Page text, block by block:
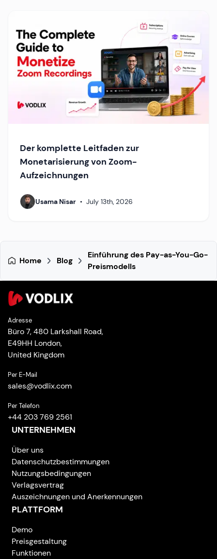
Der komplette Leitfaden zur
Monetarisierung von Zoom-
Aufzeichnungen
Usama Nisar • July 13th, 2026
Home Blog
Einführung des Pay-as-You-Go-
Preismodells
Adresse
Büro 7, 480 Larkshall Road,
E49HH London,
United Kingdom
Per E-Mail
sales@vodlix.com
Per Telefon
+44 203 769 2561
UNTERNEHMEN
Über uns
Datenschutzbestimmungen
Nutzungsbedingungen
Verlagsvertrag
Auszeichnungen und Anerkennungen
PLATTFORM
Demo
Preisgestaltung
Funktionen